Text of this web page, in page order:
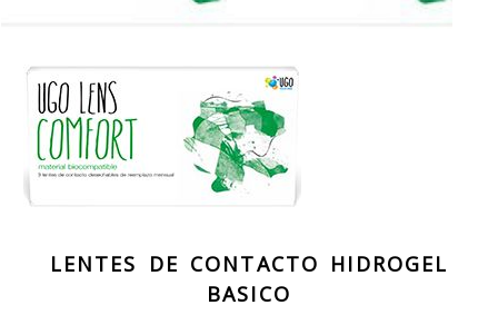
LENTES DE CONTACTO HIDROGEL
BASICO